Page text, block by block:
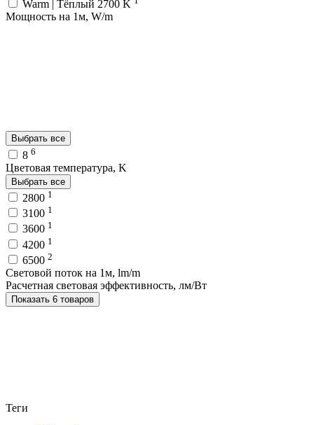
Warm | Тёплый 2700 K
Мощность на 1м, W/m
Выбрать все
8 6
Цветовая температура, K
Выбрать все
2800 1
3100 1
3600 1
4200 1
6500 2
Световой поток на 1м, lm/m
Расчетная световая эффективность, лм/Вт
Показать 6 товаров
Теги